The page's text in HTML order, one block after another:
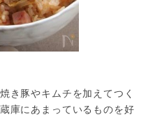
き豚やキムチを加えてつく
庫にあまっているものを好